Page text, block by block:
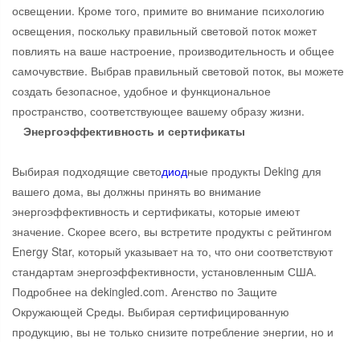
освещении. Кроме того, примите во внимание психологию
освещения, поскольку правильный световой поток может
повлиять на ваше настроение, производительность и общее
самочувствие. Выбрав правильный световой поток, вы можете
создать безопасное, удобное и функциональное
пространство, соответствующее вашему образу жизни.
Энергоэффективность и сертификаты
Выбирая подходящие светодиодные продукты Deking для
вашего дома, вы должны принять во внимание
энергоэффективность и сертификаты, которые имеют
значение. Скорее всего, вы встретите продукты с рейтингом
Energy Star, который указывает на то, что они соответствуют
стандартам энергоэффективности, установленным США.
Подробнее на dekingled.com. Агенство по Защите
Окружающей Среды. Выбирая сертифицированную
продукцию, вы не только снизите потребление энергии, но и